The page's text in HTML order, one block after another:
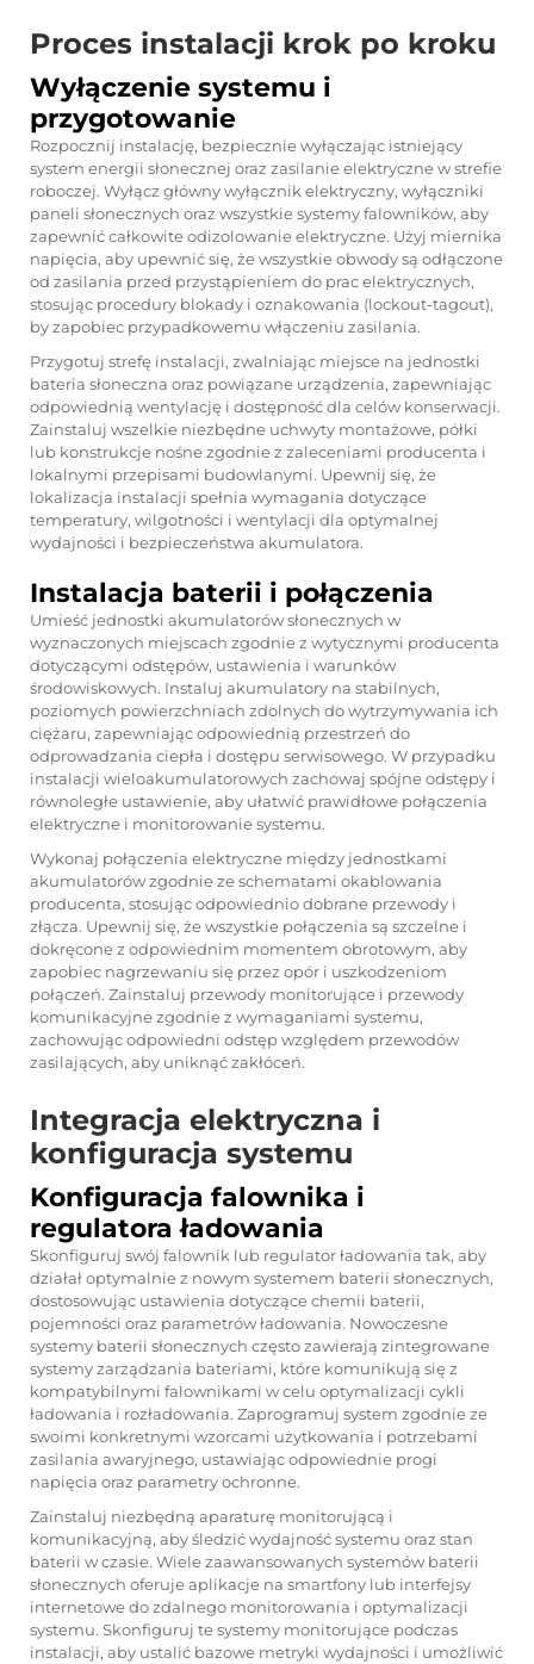
Proces instalacji krok po kroku
Wyłączenie systemu i
przygotowanie
Rozpocznij instalację, bezpiecznie wyłączając istniejący
system energii słonecznej oraz zasilanie elektryczne w strefie
roboczej. Wyłącz główny wyłącznik elektryczny, wyłączniki
paneli słonecznych oraz wszystkie systemy falowników, aby
zapewnić całkowite odizolowanie elektryczne. Użyj miernika
napięcia, aby upewnić się, że wszystkie obwody są odłączone
od zasilania przed przystąpieniem do prac elektrycznych,
stosując procedury blokady i oznakowania (lockout-tagout),
by zapobiec przypadkowemu włączeniu zasilania.
Przygotuj strefę instalacji, zwalniając miejsce na jednostki
bateria słoneczna oraz powiązane urządzenia, zapewniając
odpowiednią wentylację i dostępność dla celów konserwacji.
Zainstaluj wszelkie niezbędne uchwyty montażowe, półki
lub konstrukcje nośne zgodnie z zaleceniami producenta i
lokalnymi przepisami budowlanymi. Upewnij się, że
lokalizacja instalacji spełnia wymagania dotyczące
temperatury, wilgotności i wentylacji dla optymalnej
wydajności i bezpieczeństwa akumulatora.
Instalacja baterii i połączenia
Umieść jednostki akumulatorów słonecznych w
wyznaczonych miejscach zgodnie z wytycznymi producenta
dotyczącymi odstępów, ustawienia i warunków
środowiskowych. Instaluj akumulatory na stabilnych,
poziomych powierzchniach zdolnych do wytrzymywania ich
ciężaru, zapewniając odpowiednią przestrzeń do
odprowadzania ciepła i dostępu serwisowego. W przypadku
instalacji wieloakumulatorowych zachowaj spójne odstępy i
równoległe ustawienie, aby ułatwić prawidłowe połączenia
elektryczne i monitorowanie systemu.
Wykonaj połączenia elektryczne między jednostkami
akumulatorów zgodnie ze schematami okablowania
producenta, stosując odpowiednio dobrane przewody i
złącza. Upewnij się, że wszystkie połączenia są szczelne i
dokręcone z odpowiednim momentem obrotowym, aby
zapobiec nagrzewaniu się przez opór i uszkodzeniom
połączeń. Zainstaluj przewody monitorujące i przewody
komunikacyjne zgodnie z wymaganiami systemu,
zachowując odpowiedni odstęp względem przewodów
zasilających, aby uniknąć zakłóceń.
Integracja elektryczna i
konfiguracja systemu
Konfiguracja falownika i
regulatora ładowania
Skonfiguruj swój falownik lub regulator ładowania tak, aby
działał optymalnie z nowym systemem baterii słonecznych,
dostosowując ustawienia dotyczące chemii baterii,
pojemności oraz parametrów ładowania. Nowoczesne
systemy baterii słonecznych często zawierają zintegrowane
systemy zarządzania bateriami, które komunikują się z
kompatybilnymi falownikami w celu optymalizacji cykli
ładowania i rozładowania. Zaprogramuj system zgodnie ze
swoimi konkretnymi wzorcami użytkowania i potrzebami
zasilania awaryjnego, ustawiając odpowiednie progi
napięcia oraz parametry ochronne.
Zainstaluj niezbędną aparaturę monitorującą i
komunikacyjną, aby śledzić wydajność systemu oraz stan
baterii w czasie. Wiele zaawansowanych systemów baterii
słonecznych oferuje aplikacje na smartfony lub interfejsy
internetowe do zdalnego monitorowania i optymalizacji
systemu. Skonfiguruj te systemy monitorujące podczas
instalacji, aby ustalić bazowe metryki wydajności i umożliwić